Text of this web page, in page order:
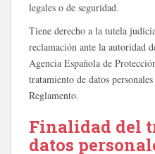
legales o de seguridad.
Tiene derecho a la tutela
reclamación ante la autoridad
Agencia Española de
tratamiento de datos
Reglamento.
Finalidad del
datos